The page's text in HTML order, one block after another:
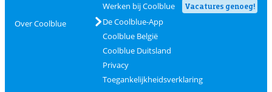
Over Coolblue
Werken bij Coolblue
Vacatures genoeg!
De Coolblue-App
Coolblue België
Coolblue Duitsland
Privacy
Toegankelijkheidsverklaring